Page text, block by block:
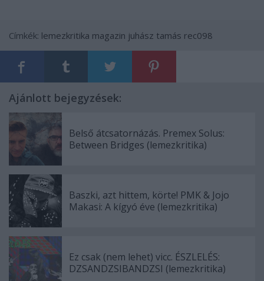
Címkék: lemezkritika magazin juhász tamás rec098
Ajánlott bejegyzések:
Belső átcsatornázás. Premex Solus:
Between Bridges (lemezkritika)
Baszki, azt hittem, körte! PMK & Jojo
Makasi: A kígyó éve (lemezkritika)
Ez csak (nem lehet) vicc. ÉSZLELÉS:
DZSANDZSIBANDZSI (lemezkritika)